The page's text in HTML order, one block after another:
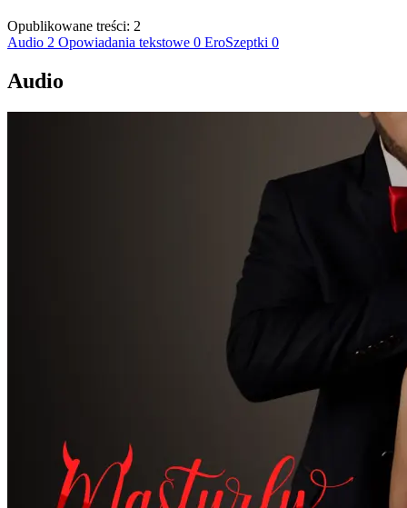
Opublikowane treści: 2
Audio 2 Opowiadania tekstowe 0 EroSzeptki 0
Audio